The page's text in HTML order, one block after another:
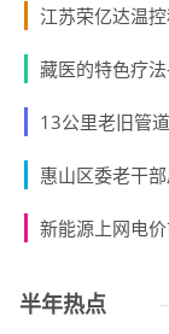
江苏荣亿达温
藏医的特色疗
13公里老旧管
惠山区委老干部
新能源上网电
半年热点